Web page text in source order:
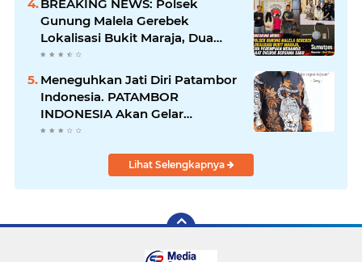
BREAKING NEWS: Polsek
Gunung Malela Gerebek
Lokalisasi Bukit Maraja, Dua
Perempuan Menangis Saat
Diciduk Bersama Sabu
Meneguhkan Jati Diri Patambor
Indonesia. PATAMBOR
INDONESIA Akan Gelar
RAKERNAS II Di Jakarta.
Lihat Selengkapnya